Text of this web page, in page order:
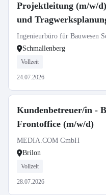
Projektleitung (m/w/
und
Ingenieurbüro für Bauwesen
Schmallenberg
Vollzeit
24.07.2026
Kundenbetreuer/in -
Frontoffice (m/w/d)
MEDIA.COM GmbH
Brilon
Vollzeit
28.07.2026